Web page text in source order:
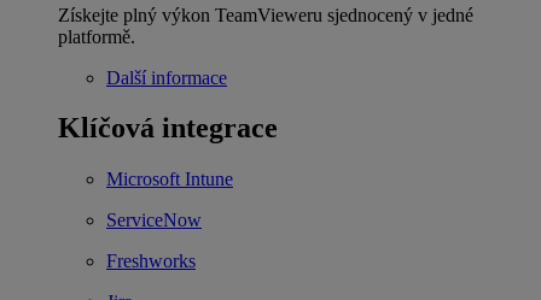
Získejte plný výkon TeamVieweru sjednocený v jedné
platformě.
Další informace
Klíčová integrace
Microsoft Intune
ServiceNow
Freshworks